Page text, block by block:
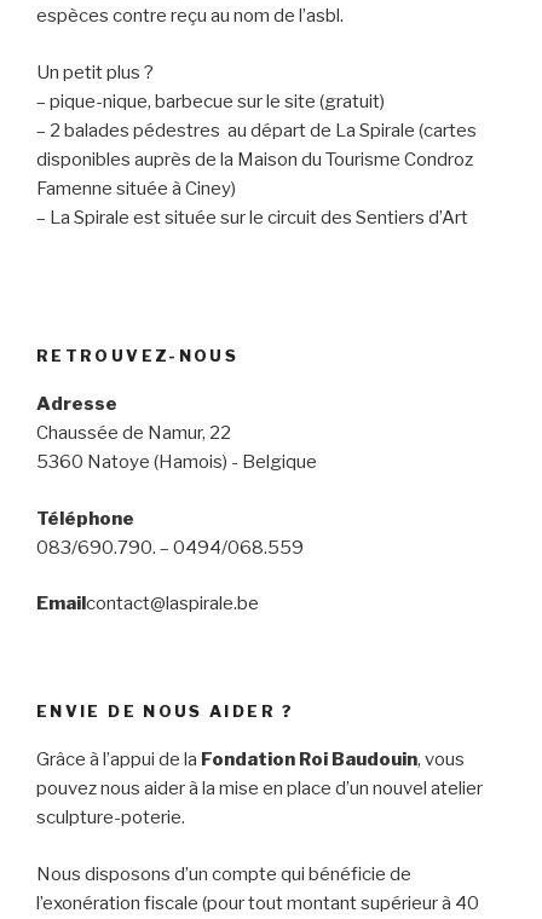
espèces contre reçu au nom de l’asbl.
Un petit plus ?
– pique-nique, barbecue sur le site (gratuit)
– 2 balades pédestres au départ de La Spirale (cartes
disponibles auprès de la Maison du Tourisme Condroz
Famenne située à Ciney)
– La Spirale est située sur le circuit des Sentiers d’Art
RETROUVEZ-NOUS
Adresse
Chaussée de Namur, 22
5360 Natoye (Hamois) - Belgique
Téléphone
083/690.790. – 0494/068.559
Email contact@laspirale.be
ENVIE DE NOUS AIDER ?
Grâce à l’appui de la Fondation Roi Baudouin, vous
pouvez nous aider à la mise en place d’un nouvel atelier
sculpture-poterie.
Nous disposons d’un compte qui bénéficie de
l’exonération fiscale (pour tout montant supérieur à 40